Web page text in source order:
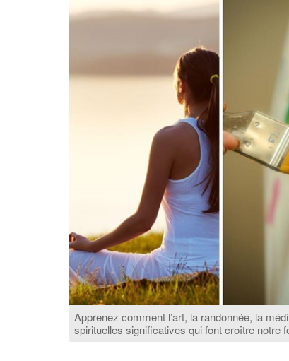
Apprenez comment l’art, la randonnée, la
spirituelles significatives qui font croître notre